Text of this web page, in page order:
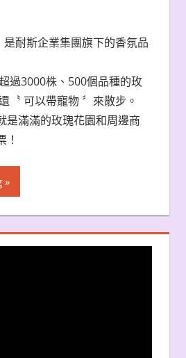
是耐斯企業集團旗下的香氛品
過3000株、500個品種的玫
〝 可以帶寵物 〞來散步。
是滿滿的玫瑰花園和周邊商